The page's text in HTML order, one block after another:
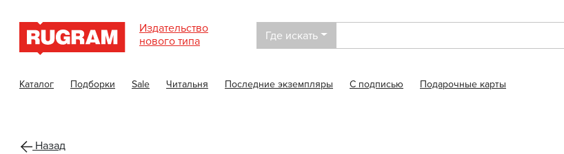
Издательство
нового типа
Где искать
Каталог Подборки Sale Читальня Последние экземпляры С подписью Подарочные карты
Назад